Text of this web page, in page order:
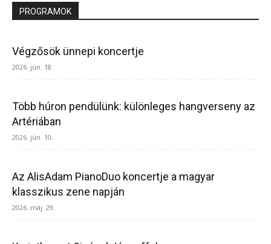
PROGRAMOK
Végzősök ünnepi koncertje
2026. jún. 18.
Több húron pendülünk: különleges hangverseny az
Artériában
2026. jún. 10.
Az AlisAdam PianoDuo koncertje a magyar
klasszikus zene napján
2026. máj. 29.